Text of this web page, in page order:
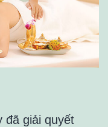
đã giải quyết